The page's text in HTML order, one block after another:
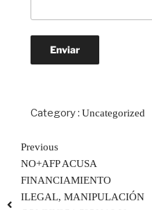
Category : Uncategorized
Previous
NO+AFP ACUSA
FINANCIAMIENTO
ILEGAL, MANIPULACIÓN